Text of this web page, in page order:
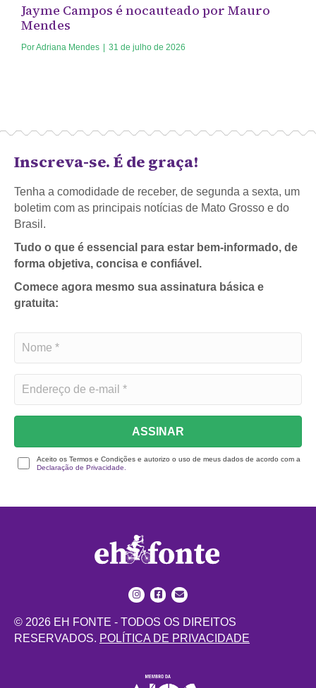
Jayme Campos é nocauteado por Mauro
Mendes
PorAdriana Mendes | 31 de julho de 2026
Inscreva-se. É de graça!
Tenha a comodidade de receber, de segunda a sexta, um
boletim com as principais notícias de Mato Grosso e do
Brasil.
Tudo o que é essencial para estar bem-informado, de
forma objetiva, concisa e confiável.
Comece agora mesmo sua assinatura básica e
gratuita:
ASSINAR
Aceito os Termos e Condições e autorizo o uso de meus dados de acordo com a
Declaração de Privacidade.
© 2026 EH FONTE - TODOS OS DIREITOS
RESERVADOS. POLÍTICA DE PRIVACIDADE